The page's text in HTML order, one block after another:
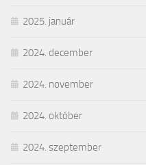
2025. január
2024. december
2024. november
2024. október
2024. szeptember